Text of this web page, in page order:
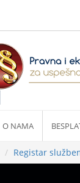
O NAMA
Registar